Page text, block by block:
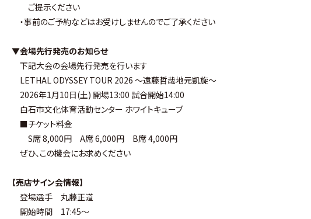
ご提示ください
・事前のご予約などはお受けしませんのでご了承ください
▼会場先行発売のお知らせ
下記大会の会場先行発売を行います
LETHAL ODYSSEY TOUR 2026 〜遠藤哲哉地元凱旋〜
2026年1月10日(土) 開場13:00 試合開始14:00
白石市文化体育活動センター ホワイトキューブ
■チケット料金
S席 8,000円 A席 6,000円 B席 4,000円
ぜひ、この機会にお求めください
【売店サイン会情報】
登場選手 丸藤正道
開始時間 17:45〜